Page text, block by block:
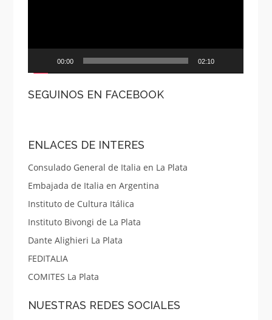
00:00 02:10
SEGUINOS EN FACEBOOK
ENLACES DE INTERES
Consulado General de Italia en La Plata
Embajada de Italia en Argentina
Instituto de Cultura Itálica
Instituto Bivongi de La Plata
Dante Alighieri La Plata
FEDITALIA
COMITES La Plata
NUESTRAS REDES SOCIALES